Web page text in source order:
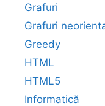
Grafuri
Grafuri
Greedy
HTML
HTML5
Informatică